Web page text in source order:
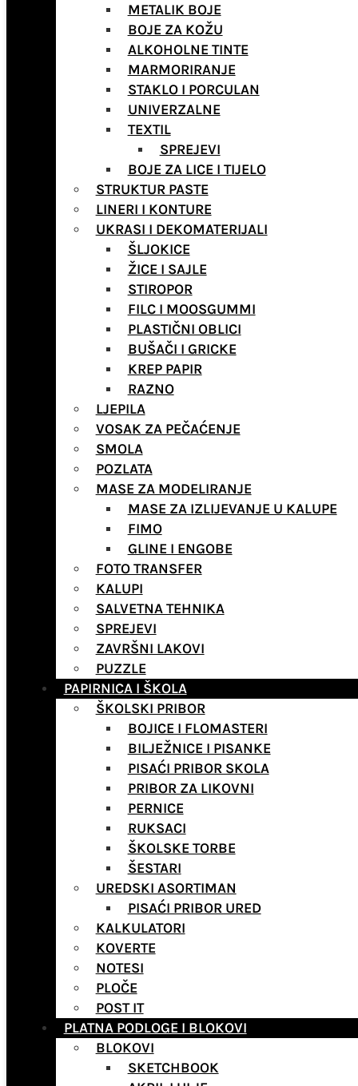
METALIK BOJE
BOJE ZA KOŽU
ALKOHOLNE TINTE
MARMORIRANJE
STAKLO I PORCULAN
UNIVERZALNE
TEXTIL
SPREJEVI
BOJE ZA LICE I TIJELO
STRUKTUR PASTE
LINERI I KONTURE
UKRASI I DEKOMATERIJALI
ŠLJOKICE
ŽICE I SAJLE
STIROPOR
FILC I MOOSGUMMI
PLASTIČNI OBLICI
BUŠAČI I GRICKE
KREP PAPIR
RAZNO
LJEPILA
VOSAK ZA PEČAĆENJE
SMOLA
POZLATA
MASE ZA MODELIRANJE
MASE ZA IZLIJEVANJE U KALUPE
FIMO
GLINE I ENGOBE
FOTO TRANSFER
KALUPI
SALVETNA TEHNIKA
SPREJEVI
ZAVRŠNI LAKOVI
PUZZLE
PAPIRNICA I ŠKOLA
ŠKOLSKI PRIBOR
BOJICE I FLOMASTERI
BILJEŽNICE I PISANKE
PISAĆI PRIBOR SKOLA
PRIBOR ZA LIKOVNI
PERNICE
RUKSACI
ŠKOLSKE TORBE
ŠESTARI
UREDSKI ASORTIMAN
PISAĆI PRIBOR URED
KALKULATORI
KOVERTE
NOTESI
PLOČE
POST IT
PLATNA PODLOGE I BLOKOVI
BLOKOVI
SKETCHBOOK